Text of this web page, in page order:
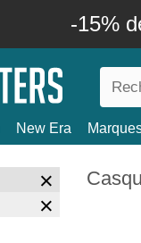
-15%
New Era